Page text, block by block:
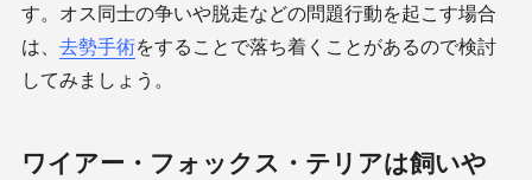
す。オス同士の争いや脱走などの問題行動を起こす場合
は、 去勢手術をすることで落ち着くことがあるので検討
してみましょう。
ワイアー・フォックス・テリアは飼いや